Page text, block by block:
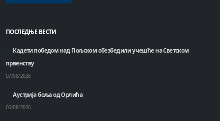
ПОСЛЕДЊЕ ВЕСТИ
Кадети победом над Пољском обезбедили учешће на Светском
првенству
07/08/2026
Аустрија боља од Орлића
06/08/2026